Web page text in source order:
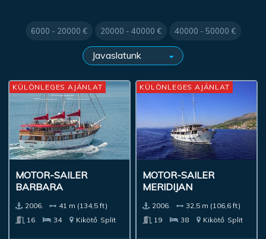
6000 - 20000 € 20000 - 40000 € 40000 - 50000 €
MOTOR-SAILER
BARBARA
2006.
41 m (134,5 ft)
16
34 Kikötő Split
KÜLÖNLEGES AJÁNLAT
MOTOR-SAILER
MERIDIJAN
2006.
32,5 m (106,6 ft)
19
38 Kikötő Split
KÜLÖNLEGES AJÁNLAT